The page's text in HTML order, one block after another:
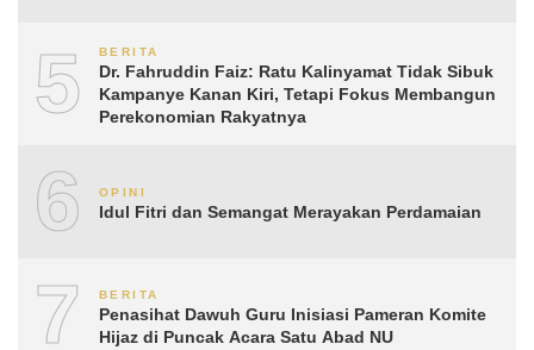
5 BERITA
Dr. Fahruddin Faiz: Ratu Kalinyamat Tidak Sibuk
Kampanye Kanan Kiri, Tetapi Fokus Membangun
Perekonomian Rakyatnya
6 OPINI
Idul Fitri dan Semangat Merayakan Perdamaian
7 BERITA
Penasihat Dawuh Guru Inisiasi Pameran Komite
Hijaz di Puncak Acara Satu Abad NU